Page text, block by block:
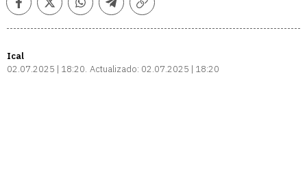
FacebookTwitterWhatsappTelegramCopiar
Ical
02.07.2025 | 18:20 Actualizado: 02.07.2025 | 18:20